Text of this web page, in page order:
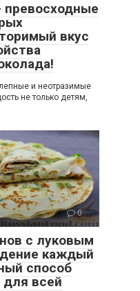
вкус
и неотразимые
не только детям,
0
с луковым
каждый
способ
всей